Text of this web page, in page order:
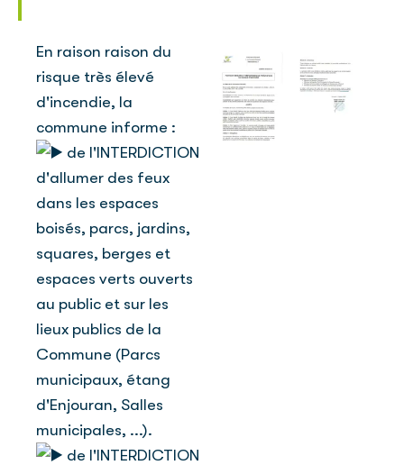
En raison raison du
risque très élevé
d'incendie, la
commune informe :
de l'INTERDICTION
d'allumer des feux
dans les espaces
boisés, parcs, jardins,
squares, berges et
espaces verts ouverts
au public et sur les
lieux publics de la
Commune (Parcs
municipaux, étang
d'Enjouran, Salles
municipales, ...).
de l'INTERDICTION